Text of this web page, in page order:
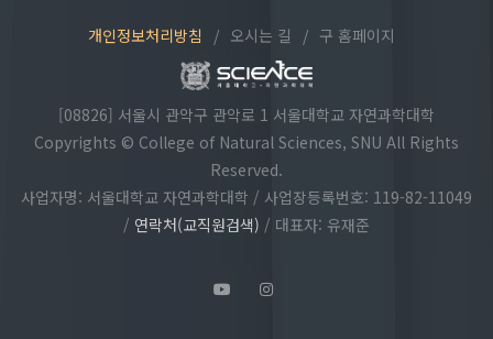
개인정보처리방침 / 오시는 길 / 구 홈페이지
[08826] 서울시 관악구 관악로 1 서울대학교 자연과학대학
Copyrights © College of Natural Sciences, SNU All Rights
Reserved.
사업자명: 서울대학교 자연과학대학 / 사업장등록번호: 119-82-11049
/ 연락처(교직원검색) / 대표자: 유재준